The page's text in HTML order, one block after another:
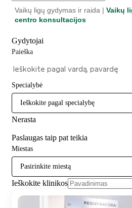
Vaikų ligų gydymas ir raida | Vaikų
centro konsultacijos
Gydytojai
Paieška
Specialybė
Ieškokite pagal specialybę
Nerasta
Paslaugas taip pat teikia
Miestas
Pasirinkite miestą
Ieškokite klinikos